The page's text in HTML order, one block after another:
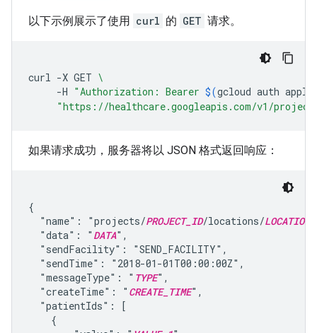
以下示例展示了使用 curl 的 GET 请求。
curl -X GET \
-H "Authorization: Bearer $(gcloud auth
"https://healthcare.googleapis.com/v1/
如果请求成功，服务器将以 JSON 格式返回响应：
{
  "name": "projects/
PROJECT_ID/locations/LOCATION
  "data": "
DATA",
  "sendFacility": "SEND_FACILITY",
  "sendTime": "2018-01-01T00:00:00Z",
  "messageType": "
TYPE",
  "createTime": "
CREATE_TIME",
  "patientIds": [
    {